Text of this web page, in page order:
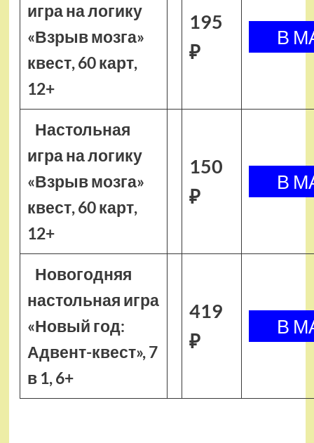
игра на логику
«Взрыв мозга»
квест, 60 карт,
12+
195
₽
Настольная
игра на логику
«Взрыв мозга»
квест, 60 карт,
12+
150
₽
Новогодняя
настольная игра
«Новый год:
Адвент-квест», 7
в 1, 6+
419
₽